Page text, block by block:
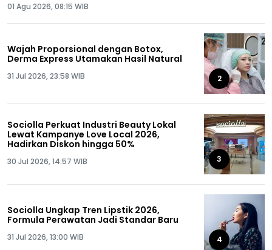
01 Agu 2026, 08:15 WIB
Wajah Proporsional dengan Botox,
Derma Express Utamakan Hasil Natural
31 Jul 2026, 23:58 WIB 2
Sociolla Perkuat Industri Beauty Lokal
Lewat Kampanye Love Local 2026,
Hadirkan Diskon hingga 50%
30 Jul 2026, 14:57 WIB 3
Sociolla Ungkap Tren Lipstik 2026,
Formula Perawatan Jadi Standar Baru
31 Jul 2026, 13:00 WIB 4